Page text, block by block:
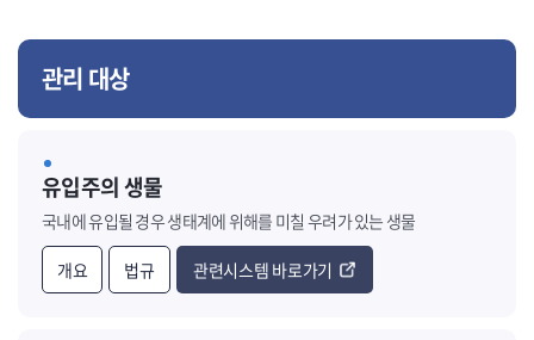
관리 대상
유입주의 생물
국내에 유입될 경우 생태계에 위해를 미칠 우려가 있는 생물
개요 법규 관련시스템 바로가기